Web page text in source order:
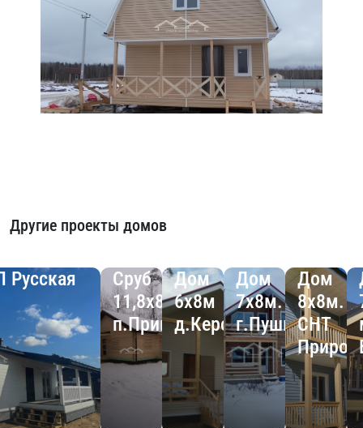
Другие проекты домов
Сруб
11,8х8,8м
п.Приветное
Дом
6х8м
д.Керстово
Дом
7х8м.
г.Пушкин
Дом
8х8м.
СНТ
Отправляя данные вы соглашаетесь с
условиями обработки персональных
данных.